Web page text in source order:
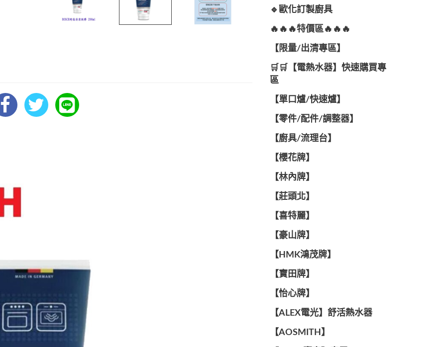
🔹歐化訂製廚具
🔥🔥🔥特價區🔥🔥🔥
【限量/出清專區】
🛒🛒【電熱水器】快速購買專
區
【單口爐/快速爐】
【零件/配件/調整器】
【廚具/流理台】
【櫻花牌】
【林內牌】
【莊頭北】
【喜特麗】
【豪山牌】
【HMK鴻茂牌】
【寶田牌】
️【怡心牌】️
️️【ALEX電光】舒活熱水器️️
【AOSMITH】